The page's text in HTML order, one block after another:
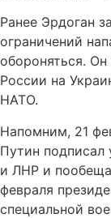
Ранее Эрдоган
ограничений
обороняться. Он
России на
НАТО.
Напомним, 21
Путин подписал
и ЛНР и
февраля
специальной